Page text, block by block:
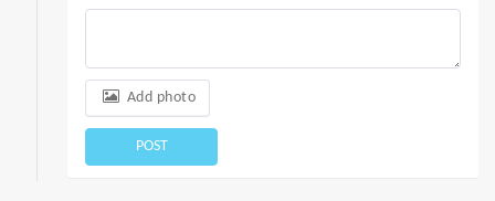
Add photo
POST